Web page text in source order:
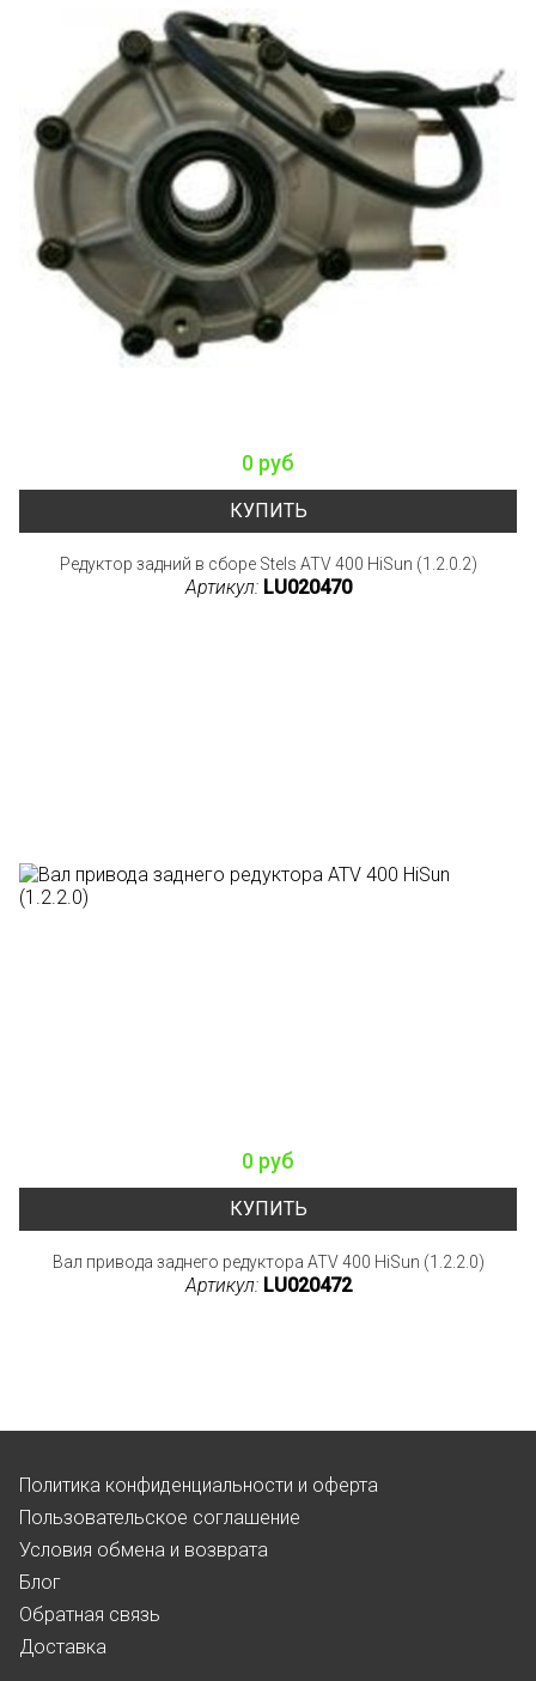
0 руб
КУПИТЬ
Редуктор задний в сборе Stels ATV 400 HiSun (1.2.0.2)
Артикул: LU020470
0 руб
КУПИТЬ
Вал привода заднего редуктора ATV 400 HiSun (1.2.2.0)
Артикул: LU020472
Политика конфиденциальности и оферта
Пользовательское соглашение
Условия обмена и возврата
Блог
Обратная связь
Доставка